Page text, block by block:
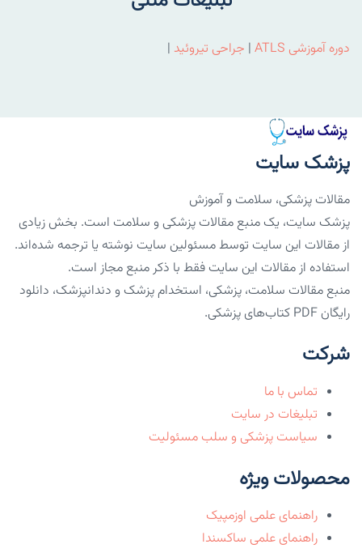
دوره آموزشی ATLS | جراحی تیروئید |
پزشک سایت
مقالات پزشکی، سلامت و آموزش
پزشک سایت، یک منبع مقالات پزشکی و سلامت است. بخش زیادی
از مقالات این سایت توسط مسئولین سایت نوشته یا ترجمه شده‌اند.
استفاده از مقالات این سایت فقط با ذکر منبع مجاز است.
منبع مقالات سلامت، پزشکی، استخدام پزشک و دندانپزشک، دانلود
رایگان PDF کتاب‌های پزشکی.
شرکت
تماس با ما
تبلیغات در سایت
سیاست پزشکی و سلب مسئولیت
محصولات ویژه
راهنمای علمی اوزمپیک
راهنمای علمی ساکسندا